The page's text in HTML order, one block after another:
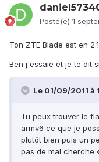
Posté(e) 1
Ton ZTE Blade est en
Ben j'essaie et je te dit
Le 01/09/2011 à
Tu peux trouver le
armv6 ce que je
plutôt bien puis un
pas de mal cherche